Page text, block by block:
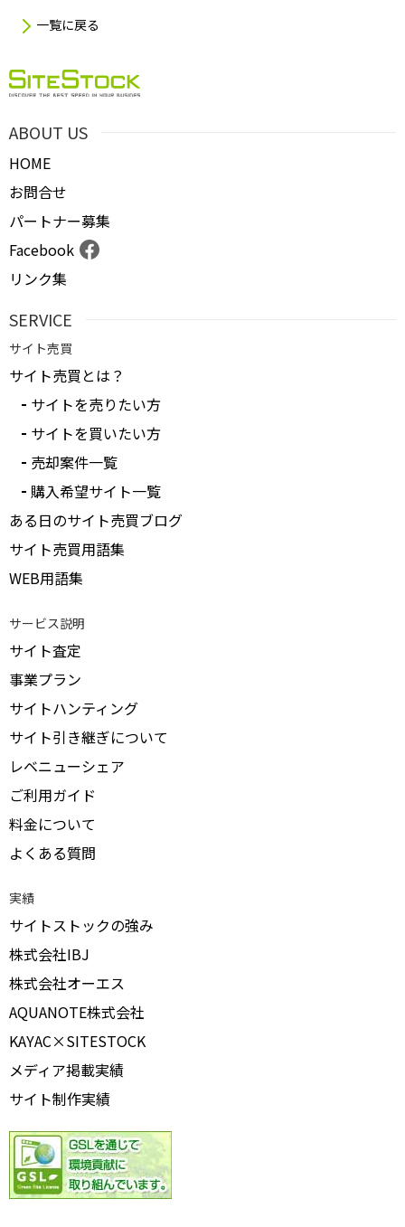
一覧に戻る
ABOUT US
HOME
お問合せ
パートナー募集
Facebook
リンク集
SERVICE
サイト売買
サイト売買とは？
サイトを売りたい方
サイトを買いたい方
売却案件一覧
購入希望サイト一覧
ある日のサイト売買ブログ
サイト売買用語集
WEB用語集
サービス説明
サイト査定
事業プラン
サイトハンティング
サイト引き継ぎについて
レベニューシェア
ご利用ガイド
料金について
よくある質問
実績
サイトストックの強み
株式会社IBJ
株式会社オーエス
AQUANOTE株式会社
KAYAC×SITESTOCK
メディア掲載実績
サイト制作実績